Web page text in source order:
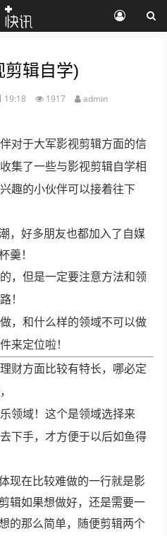
剪辑自学)
19:18 1917 admin
对于大军影视剪辑方面的信
集了一些与影视剪辑自学相
趣的小伙伴可以接着往下
，好多朋友也都加入了自媒
羹！
，但是一定要注意方法和领
！
，和什么样的领域不可以做
来定位啦！
财方面比较有特长，哪必定
领域！这个是领域选择来
下手，才方便于以后如鱼得
现在比较难做的一行就是影
辑如果想做好，还是需要一
的那么简单，随便剪辑两个